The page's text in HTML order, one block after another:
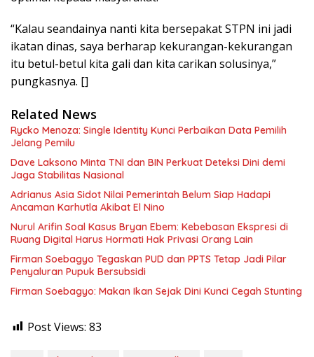
“Kalau seandainya nanti kita bersepakat STPN ini jadi
ikatan dinas, saya berharap kekurangan-kekurangan
itu betul-betul kita gali dan kita carikan solusinya,”
pungkasnya. []
Related News
Rycko Menoza: Single Identity Kunci Perbaikan Data Pemilih
Jelang Pemilu
Dave Laksono Minta TNI dan BIN Perkuat Deteksi Dini demi
Jaga Stabilitas Nasional
Adrianus Asia Sidot Nilai Pemerintah Belum Siap Hadapi
Ancaman Karhutla Akibat El Nino
Nurul Arifin Soal Kasus Bryan Ebem: Kebebasan Ekspresi di
Ruang Digital Harus Hormati Hak Privasi Orang Lain
Firman Soebagyo Tegaskan PUD dan PPTS Tetap Jadi Pilar
Penyaluran Pupuk Bersubsidi
Firman Soebagyo: Makan Ikan Sejak Dini Kunci Cegah Stunting
Post Views: 83